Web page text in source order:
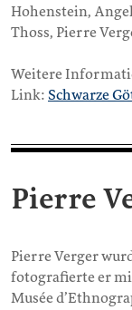
Hohenstein,
Thoss, Pierre
Weitere
Link: Schwarze
Pierre
Pierre Verger
fotografierte er
Musée